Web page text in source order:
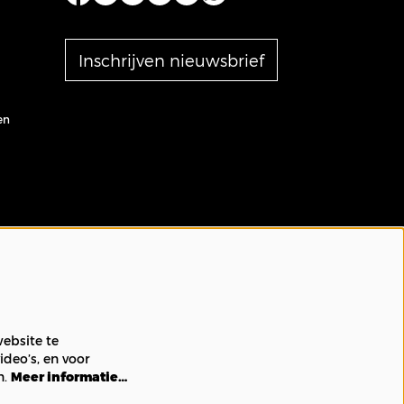
Inschrijven nieuwsbrief
te
en voor
Meer informatie…